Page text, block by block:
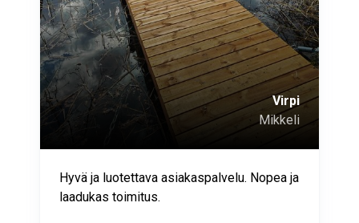
Virpi
Mikkeli
Hyvä ja luotettava asiakaspalvelu. Nopea ja
laadukas toimitus.